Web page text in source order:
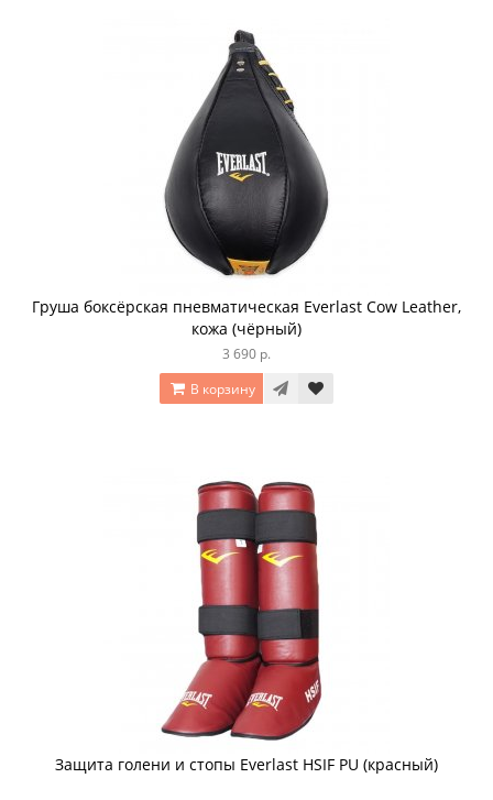
Груша боксёрская пневматическая Everlast Cow Leather,
кожа (чёрный)
3 690 р.
В корзину
Защита голени и стопы Everlast HSIF PU (красный)